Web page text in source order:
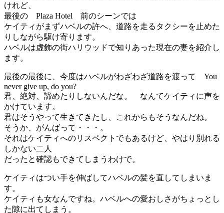
けれど、
最後の Plaza Hotel 前のシーンでは
ケイティがまずハベルの許へ、道路を走るタクシーを止めた
りしながら駆け寄ります。
ハベルは虚飾の街ハリウッドで知りあった現在の妻を紹介し
ます。
最後の最後に、今度はハベルがわざわざ道路を渡って You
never give up, do you?
君、絶対、諦めたりしないんだな。 なんてケイティに声を
かけています。
君はそうやって生きてきたし、これからもそうなんだね。
そうか、がんばって・・・。
それはケイティへのリスペクトでもあるけど、やはり別れる
しかない二人
だったと確認もできてしまうわけで。
ケイティはつい手を伸ばしてハベルの髪を直してしまいま
す。
ケイティも女なんですね。ハベルへの愛おしさがちょっとし
た隙に出てしまう。